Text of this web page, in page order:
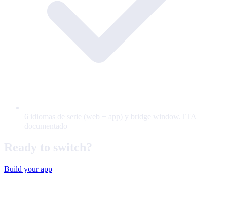
6 idiomas de serie (web + app) y bridge window.TTA
documentado
Ready to switch?
Build your app